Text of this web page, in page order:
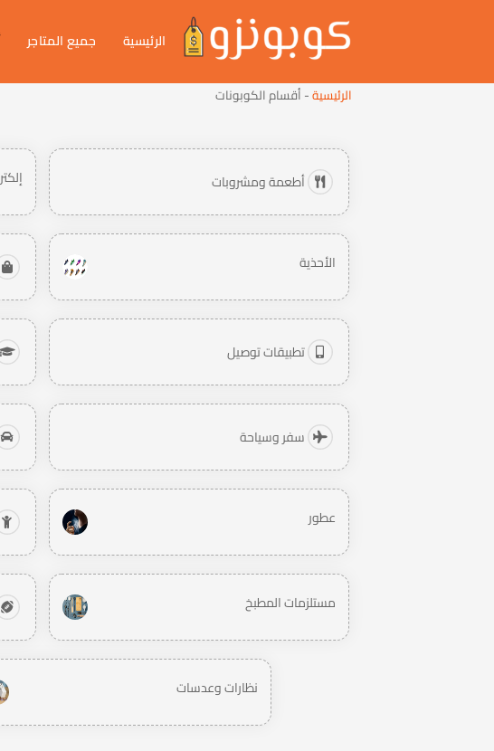
الرئيسية جميع المتاجر
الرئيسية-أقسام الكوبونات
أطعمة ومشروبات
الأحذية
تطبيقات توصيل
سفر وسياحة
عطور
مستلزمات المطبخ
نظارات وعدسات